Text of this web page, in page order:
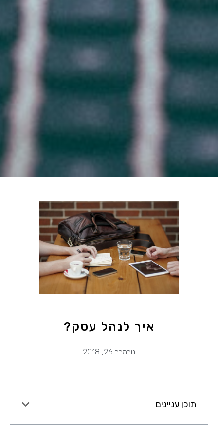
איך לנהל עסק?
נובמבר 26, 2018
תוכן עניינים